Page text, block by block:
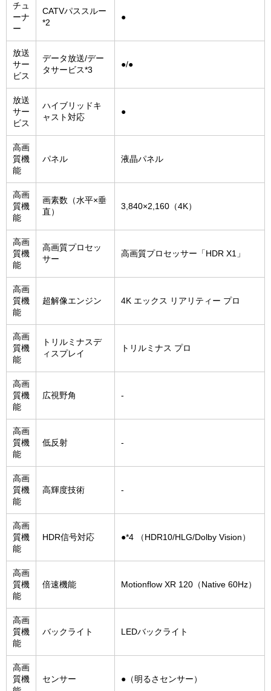
チュ
ーナ
ー
CATVパススルー
*2
●
放送
サー
ビス
データ放送/デー
タサービス*3
●/●
放送
サー
ビス
ハイブリッドキ
ャスト対応
●
高画
質機
能
パネル 液晶パネル
高画
質機
能
画素数（水平×垂
直）
3,840×2,160（4K）
高画
質機
能
高画質プロセッ
サー
高画質プロセッサー「HDR X1」
高画
質機
能
超解像エンジン 4K エックス リアリティー プロ
高画
質機
能
トリルミナスデ
ィスプレイ
トリルミナス プロ
高画
質機
能
広視野角 -
高画
質機
能
低反射 -
高画
質機
能
高輝度技術 -
高画
質機
能
HDR信号対応 ●*4 （HDR10/HLG/Dolby Vision）
高画
質機
能
倍速機能 Motionflow XR 120（Native 60Hz）
高画
質機
能
バックライト LEDバックライト
高画
質機
センサー ●（明るさセンサー）